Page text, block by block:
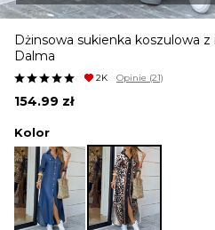
SPÓDNICE
KOMBINEZONY
Dżinsowa sukienka koszulowa
Dalma
2K Opinie (21)
154.99 zł
Kolor